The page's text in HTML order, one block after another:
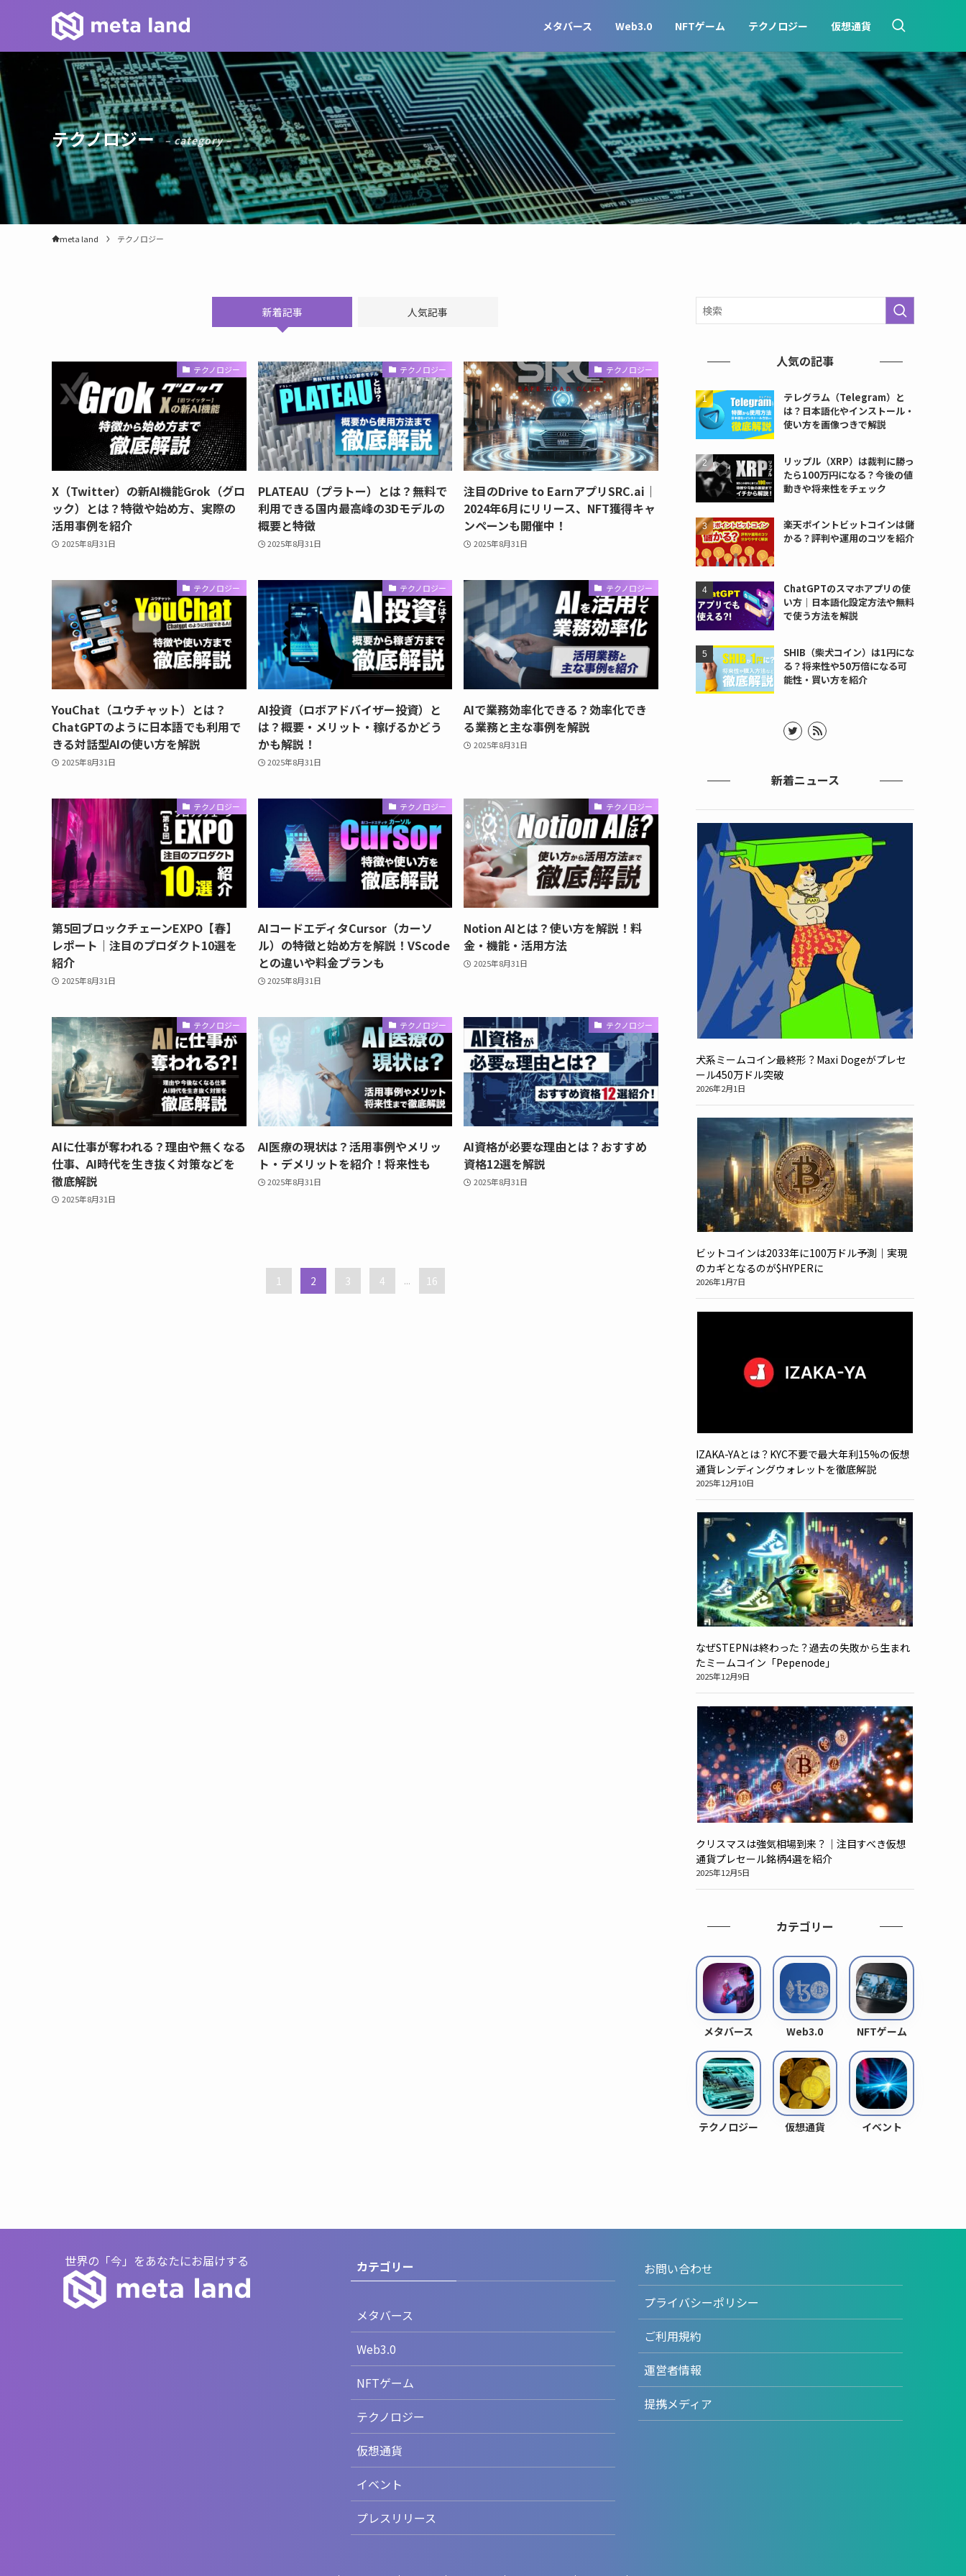
メタバース Web3.0 NFTゲーム テクノロジー 仮想通貨
テクノロジー – category –
meta land テクノロジー
新着記事 人気記事
テクノロジー
X（Twitter）の新AI機能Grok（グロ
ック）とは？特徴や始め方、実際の
活用事例を紹介
2025年8月31日
テクノロジー
PLATEAU（プラトー）とは？無料で
利用できる国内最高峰の3Dモデルの
概要と特徴
2025年8月31日
テクノロジー
注目のDrive to EarnアプリSRC.ai｜
2024年6月にリリース、NFT獲得キャ
ンペーンも開催中！
2025年8月31日
テクノロジー
YouChat（ユウチャット）とは？
ChatGPTのように日本語でも利用で
きる対話型AIの使い方を解説
2025年8月31日
テクノロジー
AI投資（ロボアドバイザー投資）と
は？概要・メリット・稼げるかどう
かも解説！
2025年8月31日
テクノロジー
AIで業務効率化できる？効率化でき
る業務と主な事例を解説
2025年8月31日
テクノロジー
第5回ブロックチェーンEXPO【春】
レポート｜注目のプロダクト10選を
紹介
2025年8月31日
テクノロジー
AIコードエディタCursor（カーソ
ル）の特徴と始め方を解説！VScode
との違いや料金プランも
2025年8月31日
テクノロジー
Notion AIとは？使い方を解説！料
金・機能・活用方法
2025年8月31日
テクノロジー
AIに仕事が奪われる？理由や無くなる
仕事、AI時代を生き抜く対策などを
徹底解説
2025年8月31日
テクノロジー
AI医療の現状は？活用事例やメリッ
ト・デメリットを紹介！将来性も
2025年8月31日
テクノロジー
AI資格が必要な理由とは？おすすめ
資格12選を解説
2025年8月31日
1 2 3 4 ... 16
人気の記事
テレグラム（Telegram）と
は？日本語化やインストール・
使い方を画像つきで解説
リップル（XRP）は裁判に勝っ
たら100万円になる？今後の値
動きや将来性をチェック
楽天ポイントビットコインは儲
かる？評判や運用のコツを紹介
ChatGPTのスマホアプリの使
い方｜日本語化設定方法や無料
で使う方法を解説
SHIB（柴犬コイン）は1円にな
る？将来性や50万倍になる可
能性・買い方を紹介
新着ニュース
犬系ミームコイン最終形？Maxi Dogeがプレセ
ール450万ドル突破
2026年2月1日
ビットコインは2033年に100万ドル予測｜実現
のカギとなるのが$HYPERに
2026年1月7日
IZAKA-YAとは？KYC不要で最大年利15%の仮想
通貨レンディングウォレットを徹底解説
2025年12月10日
なぜSTEPNは終わった？過去の失敗から生まれ
たミームコイン「Pepenode」
2025年12月9日
クリスマスは強気相場到来？｜注目すべき仮想
通貨プレセール銘柄4選を紹介
2025年12月5日
カテゴリー
メタバース Web3.0 NFTゲーム
テクノロジー 仮想通貨 イベント
世界の「今」をあなたにお届けする カテゴリー
メタバース
Web3.0
NFTゲーム
テクノロジー
仮想通貨
イベント
プレスリリース
お問い合わせ
プライバシーポリシー
ご利用規約
運営者情報
提携メディア